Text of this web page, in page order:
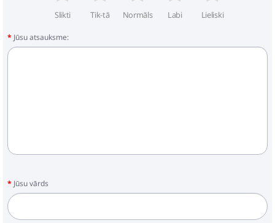
Slikti Tik-tā Normāls Labi Lieliski
Jūsu atsauksme:
Jūsu vārds